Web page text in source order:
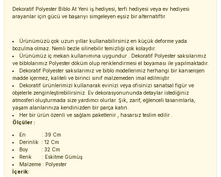
Dekoratif Polyester Biblo At Yeni iş hediyesi, terfi hediyesi veya ev hediyesi
arayanlar için gücü ve başarıyı simgeleyen eşsiz bir alternatiftir.
Ürünümüzü çok uzun yıllar kullanabilirsiniz en küçük deforme yada
bozulma olmaz. Nemli bezle silinebilir temizliği çok kolaydır.
Ürünümüz iç mekan kullanımına uygundur . Dekoratif Polyester saksılarımız
ve biblolarımız Polyester döküm olup renklendirmesi el boyaması ile yapılmaktadır.
Dekoratif Polyester saksılarımız ve biblo modellerimiz herhangi bir kanserojen
madde içermez, kaliteli ve birinci sınıf malzemeden imal edilmiştir.
Dekoratif ürünlerimizi kullanarak evinizi veya ofisinizi sanatsal figür ve
objelerle zenginleştirebilirsiniz. Ev dekorasyonununda detaylar istediğiniz
atmosferi oluşturmada size yardımcı olurlar. Şık, zarif, eğlenceli tasarımlarla,
yaşam alanlarınıza kendinizden bir parça katın.
Her bir ürün özenli ve sağlam paketlenir , hasarsız teslim edilir .
Ölçüler :
En : 39 Cm
Derinlik : 12 Cm
Boy : 32 Cm
Renk : Eskitme Gümüş
Malzeme : Polyester
İçerik: